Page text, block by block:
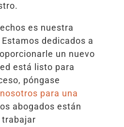
es nuestra
dedicados a
un nuevo
está listo para
póngase
para una
abogados están
trabajar